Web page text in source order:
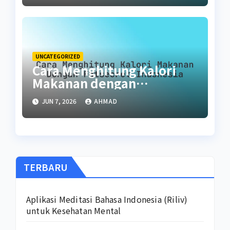
UNCATEGORIZED
Cara Menghitung Kalori
Makanan dengan
FatSecret Indonesia
JUN 7, 2026 AHMAD
TERBARU
Aplikasi Meditasi Bahasa Indonesia (Riliv)
untuk Kesehatan Mental